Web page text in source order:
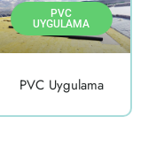
PVC
UYGULAMA
PVC Uygulama